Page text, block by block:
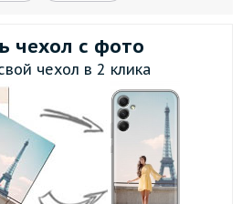
чехол с фото
чехол в 2 клика